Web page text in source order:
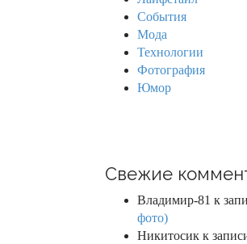
o
События
Мода
Технологии
Фотография
Юмор
Свежие
Владимир-81 к
фото)
Никитосик к